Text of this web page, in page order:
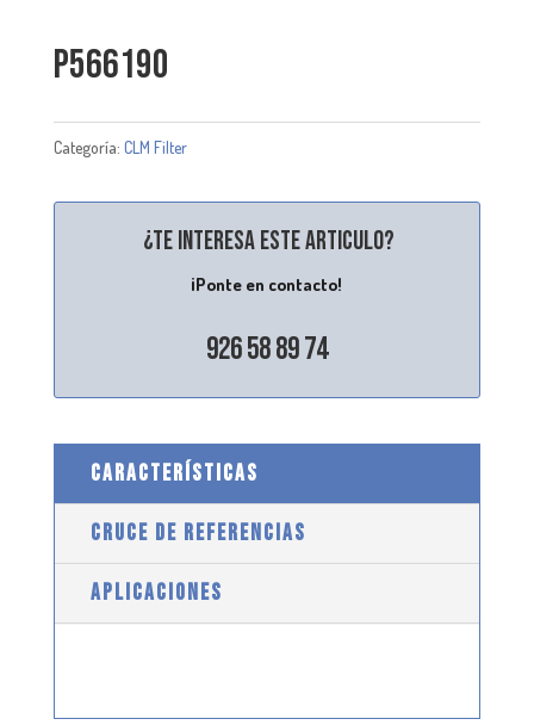
P566190
Categoría: CLM Filter
¿Te interesa este articulo?
¡Ponte en contacto!
926 58 89 74
CARACTERÍSTICAS
CRUCE DE REFERENCIAS
APLICACIONES